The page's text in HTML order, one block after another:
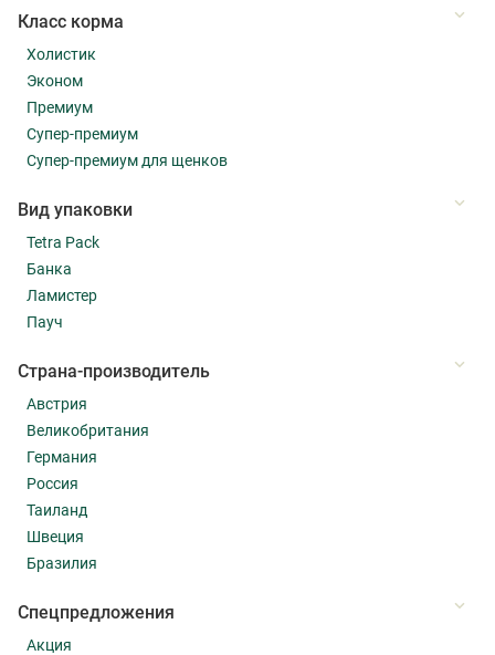
Класс корма
Холистик
Эконом
Премиум
Супер-премиум
Супер-премиум для щенков
Вид упаковки
Tetra Pack
Банка
Ламистер
Пауч
Страна-производитель
Австрия
Великобритания
Германия
Россия
Таиланд
Швеция
Бразилия
Cпецпредложения
Акция